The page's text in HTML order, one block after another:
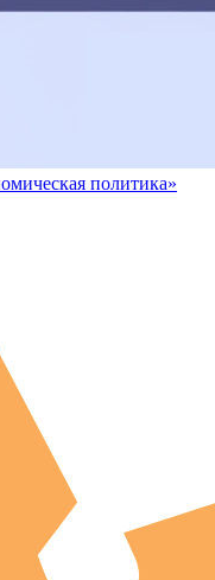
политика»